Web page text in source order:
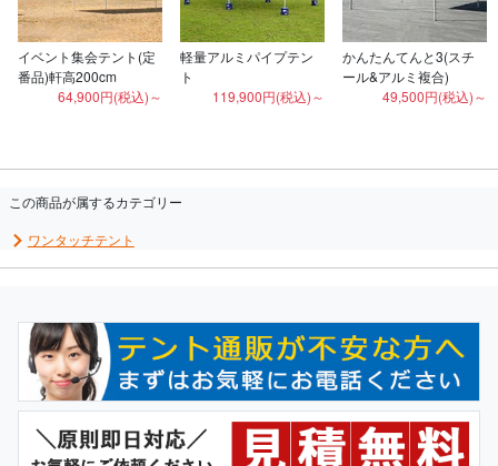
イベント集会テント(定
番品)軒高200cm
64,900円(税込)～
軽量アルミパイプテン
ト
119,900円(税込)～
かんたんてんと3(スチ
ール&アルミ複合)
49,500円(税込)～
この商品が属するカテゴリー
ワンタッチテント